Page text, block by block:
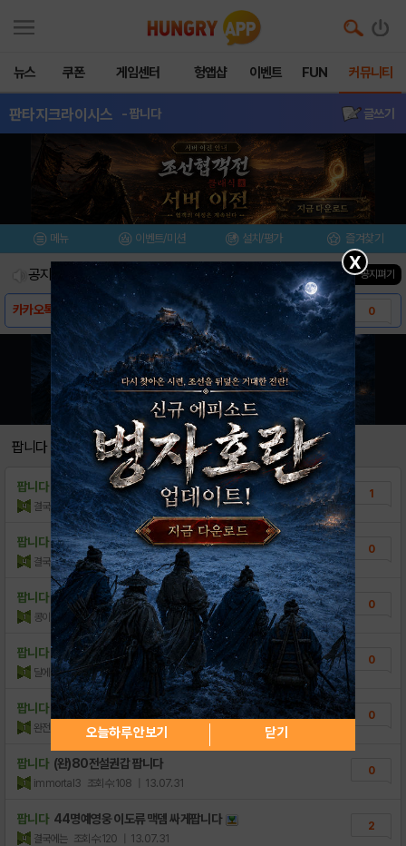
뉴스 쿠폰 게임센터 헝앱샵 이벤트 FUN 커뮤니티
판타지크라이시스 - 팝니다 글쓰기
메뉴 이벤트/미션 설치/평가 즐겨찾기
공지사항 진행중인 이벤트0건 ▼ 공지펴기
카카오톡 친구추가 기능이 업데이트 되었습니다 0
마일리지 샵 오픈 지연 사과공지
유저 핵심 공략 및 꿀팁 (ver 6월04일)
6/2일 판크 헝앱 핫이슈
요일보상 - 레벨업보상 정보
[초보가이드] 판크의 기본 설명
[가이드]직업별 스텟 상승치 8
[긴급공지] 비정상적인 문구뜨면서 게임실행 안..
판타지크라이시스 다운로드 링크
판타지크라이시스 게임소개!
[공지]시스템 악용 불법복제 유저발견 알려드립..
[PVP 명예점수 랭킹전] 극한의 승부를 겨루.. 2
[행운상자 이벤트 시즌2]
PNJ 고객센터 운영시간 안내
[PNJ] 액션 RPG의 새로운 전설! 판타지..
타 사이트 직접 링크, 타사 채팅 모집 금지
팝니다
팝니다 92 99 영웅 갑옷들 70윙에 던집니다
결국에는 조회수:322 | 13.09.04
1
팝니다 99전설대검 10강 치명 적중310맥스 팝니다
결국에는 조회수:213 | 13.09.03
0
팝니다 99템들팜
콩이땅이 조회수:198 | 13.08.26
0
팝니다 96전설이도팔거나90이상권갑교환해요
달에울다 조회수:70 | 13.08.16
0
팝니다 52영웅장갑,80영웅장갑,80영웅이도팝니다
완전성인용 조회수:91 | 13.08.15
0
팝니다 (완)80전설권갑 팝니다
immortal3 조회수:108 | 13.07.31
0
팝니다 44명예영웅 이도류 맥뎀 싸게팝니다
결국에는 조회수:120 | 13.07.31
2
X
오늘하루 안보기 닫기